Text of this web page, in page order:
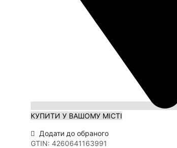
КУПИТИ У ВАШОМУ МІСТІ
Додати до обраного
GTIN: 4260641163991